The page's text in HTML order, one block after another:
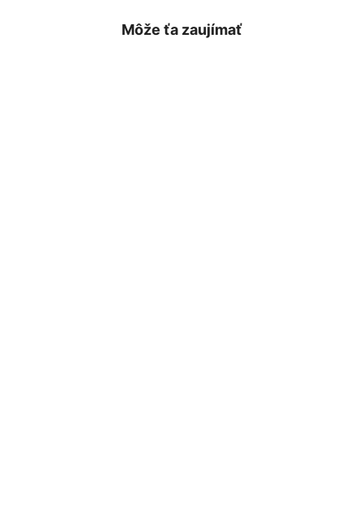
Môže ťa zaujímať